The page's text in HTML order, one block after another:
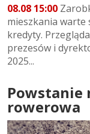
08.08 15:00
mieszkania warte
kredyty.
prezesów i
2025...
Powstanie
rowerowa